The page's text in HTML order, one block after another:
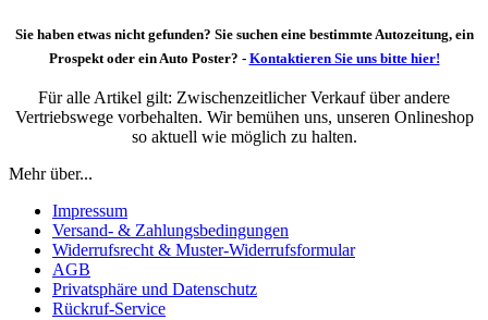
Sie haben etwas nicht gefunden? Sie suchen eine bestimmte Autozeitung, ein
Prospekt oder ein Auto Poster? - Kontaktieren Sie uns bitte hier!
Für alle Artikel gilt: Zwischenzeitlicher Verkauf über andere
Vertriebswege vorbehalten. Wir bemühen uns, unseren Onlineshop
so aktuell wie möglich zu halten.
Mehr über...
Impressum
Versand- & Zahlungsbedingungen
Widerrufsrecht & Muster-Widerrufsformular
AGB
Privatsphäre und Datenschutz
Rückruf-Service